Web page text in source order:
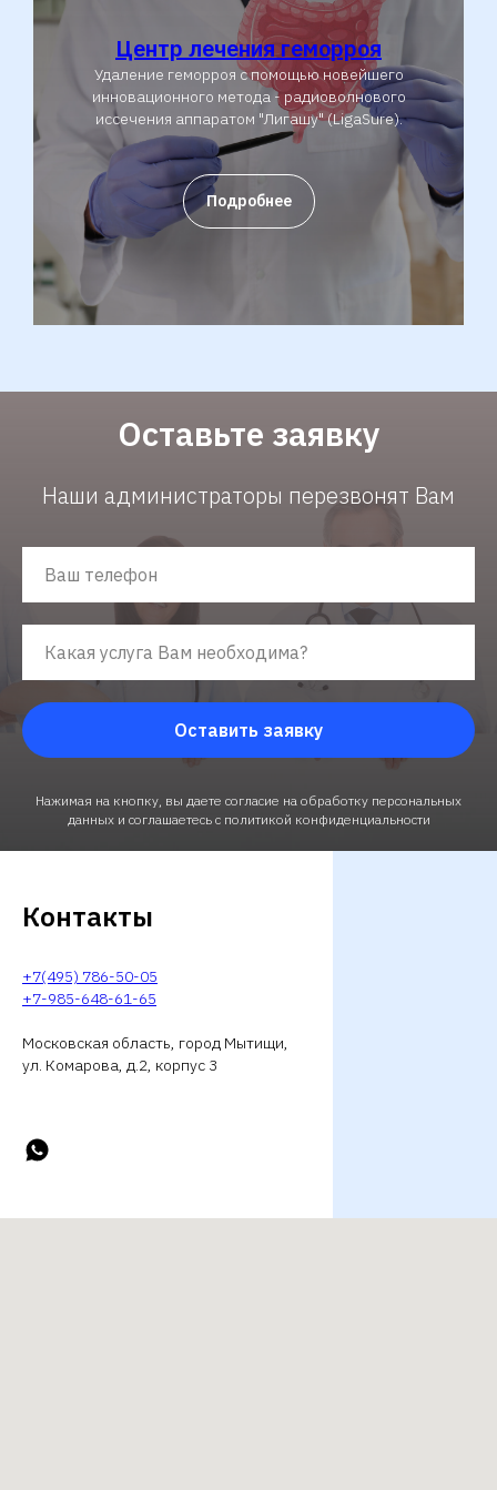
Центр лечения геморроя
Удаление геморроя с помощью новейшего
инновационного метода - радиоволнового
иссечения аппаратом "Лигашу" (LigaSure).
Подробнее
Оставьте заявку
Наши администраторы перезвонят Вам
Оставить заявку
Нажимая на кнопку, вы даете согласие на обработку персональных
данных и соглашаетесь c политикой конфиденциальности
Контакты
+7(495) 786-50-05
+7-985-648-61-65
Московская область, город Мытищи,
ул. Комарова, д.2, корпус 3